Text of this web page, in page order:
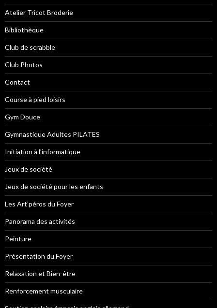
Atelier Tricot Broderie
Bibliothèque
Club de scrabble
Club Photos
Contact
Course à pied loisirs
Gym Douce
Gymnastique Adultes PILATES
Initiation à l’informatique
Jeux de société
Jeux de société pour les enfants
Les Art’péros du Foyer
Panorama des activités
Peinture
Présentation du Foyer
Relaxation et Bien-être
Renforcement musculaire